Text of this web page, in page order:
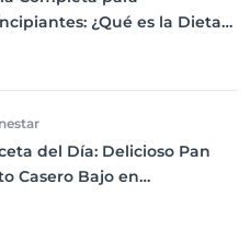
¿Qué es la Dieta
del Día: Delicioso Pan
Casero Bajo en